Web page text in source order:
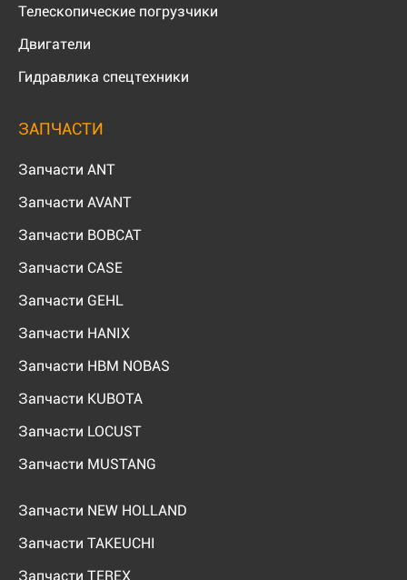
Телескопические погрузчики
Двигатели
Гидравлика спецтехники
ЗАПЧАСТИ
Запчасти ANT
Запчасти AVANT
Запчасти BOBCAT
Запчасти CASE
Запчасти GEHL
Запчасти HANIX
Запчасти HBM NOBAS
Запчасти KUBOTA
Запчасти LOCUST
Запчасти MUSTANG
Запчасти NEW HOLLAND
Запчасти TAKEUCHI
Запчасти TEREX